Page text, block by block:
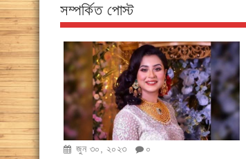
সম্পর্কিত পোস্ট
জুন ৩০, ২০২৩ ০